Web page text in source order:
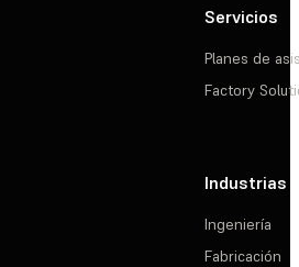
Servicios
Planes de
Factory
Industrias
Ingeniería
Fabricación